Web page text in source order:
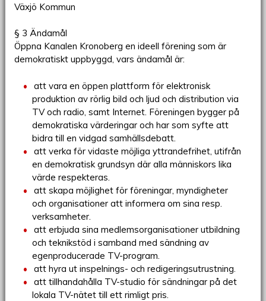
Växjö Kommun
§ 3 Ändamål
Öppna Kanalen Kronoberg en ideell förening som är
demokratiskt uppbyggd, vars ändamål är:
att vara en öppen plattform för elektronisk
produktion av rörlig bild och ljud och distribution via
TV och radio, samt Internet. Föreningen bygger på
demokratiska värderingar och har som syfte att
bidra till en vidgad samhällsdebatt.
att verka för vidaste möjliga yttrandefrihet, utifrån
en demokratisk grundsyn där alla människors lika
värde respekteras.
att skapa möjlighet för föreningar, myndigheter
och organisationer att informera om sina resp.
verksamheter.
att erbjuda sina medlemsorganisationer utbildning
och teknikstöd i samband med sändning av
egenproducerade TV-program.
att hyra ut inspelnings- och redigeringsutrustning.
att tillhandahålla TV-studio för sändningar på det
lokala TV-nätet till ett rimligt pris.